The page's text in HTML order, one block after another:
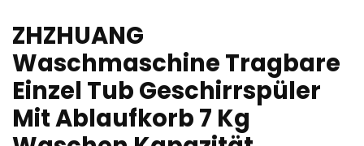
ZHZHUANG
Waschmaschine Tragbare
Einzel Tub Geschirrspüler
Mit Ablaufkorb 7 Kg